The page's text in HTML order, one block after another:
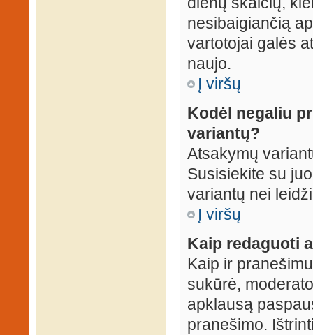
nesibaigiančią
vartotojai galės
naujo.
Į viršų
Kodėl negaliu
variantų?
Atsakymų
Susisiekite su
variantų nei
Į viršų
Kaip redaguoti
Kaip ir
sukūrė,
apklausą
pranešimo.